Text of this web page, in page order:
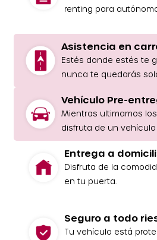
renting para
Asistencia en
Estés donde estés te
nunca te quedarás
Vehículo Pre-
Mientras ultimamos
disfruta de un vehículo
Entrega a
Disfruta de la
en tu puerta.
Seguro a todo
Tu vehículo está